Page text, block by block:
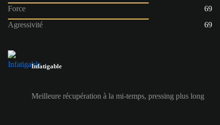
Force
69
Agressivité
69
Infatigable
Meilleure récupération à la mi-temps, pressing plus long